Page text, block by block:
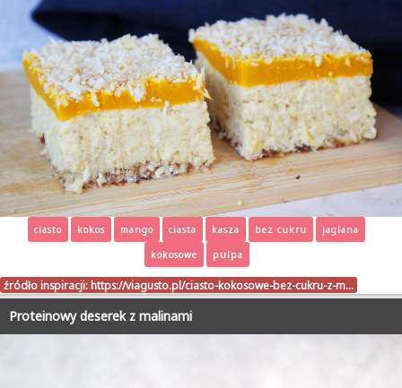
ciasto kokos mango ciasta kasza bez cukru
jaglana
kokosowe
pulpa
źródło inspiracji: https://viagusto.pl/ciasto-kokosowe-bez-cukru-z-m…
Proteinowy deserek z malinami